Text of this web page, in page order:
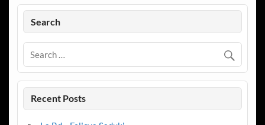
Search
Recent Posts